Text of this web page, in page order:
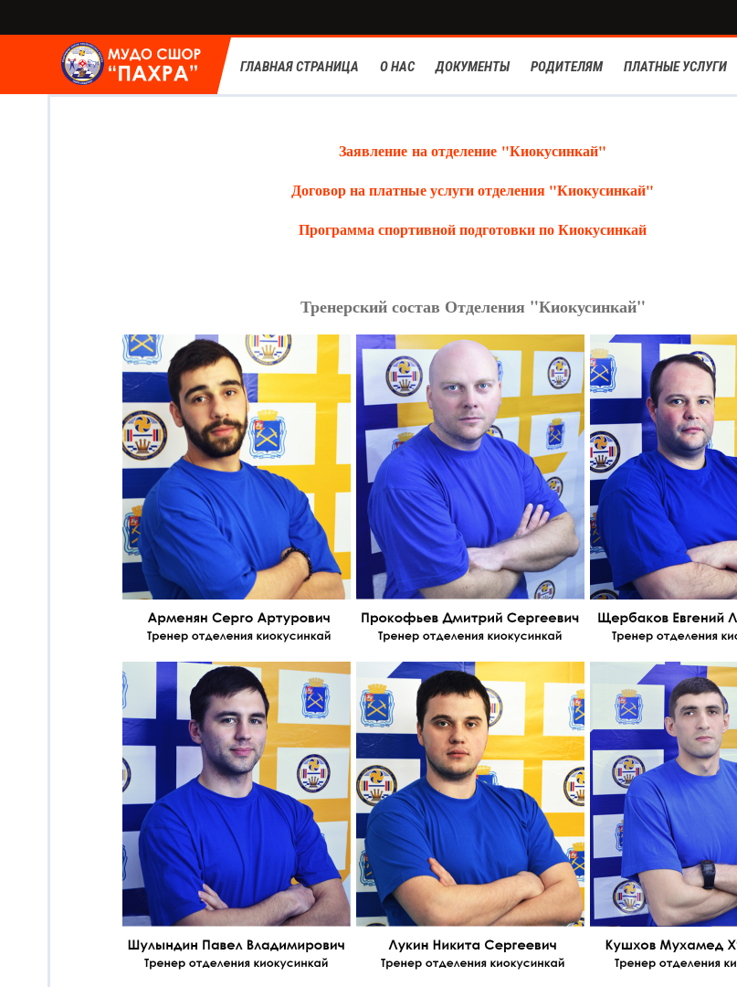
ГЛАВНАЯ СТРАНИЦА О НАС ДОКУМЕНТЫ РОДИТЕЛЯМ ПЛАТНЫЕ УСЛУГИ
Заявление на отделение "Киокусинкай"
Договор на платные услуги отделения "Киокусинкай"
Программа спортивной подготовки по Киокусинкай
Тренерский состав Отделения "Киокусинкай"